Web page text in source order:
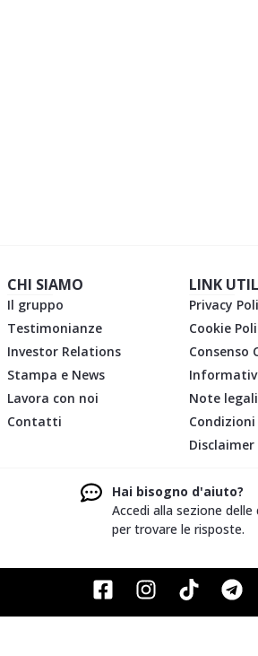
CHI SIAMO
Il gruppo
Testimonianze
Investor Relations
Stampa e News
Lavora con noi
Contatti
LINK
Privacy
Cookie
Consenso
Note legali
Disclaimer
Hai bisogno d'aiuto?
Accedi alla sezione
per trovare le risposte.